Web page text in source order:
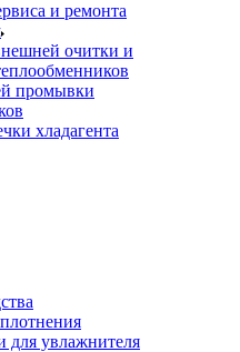
и ремонта
очитки и
промывки
хладагента
для увлажнителя